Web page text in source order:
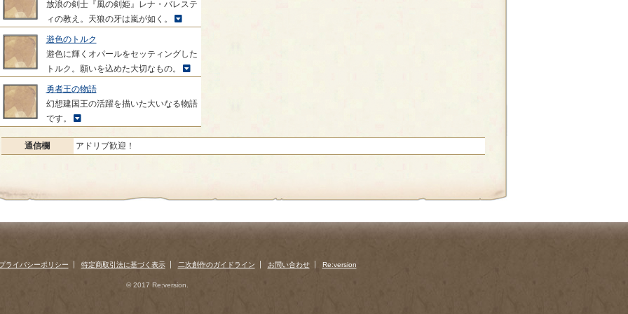
放浪の剣士『風の剣姫』レナ・バレステ
ィの教え。天狼の牙は嵐が如く。
遊色のトルク
遊色に輝くオパールをセッティングした
トルク。願いを込めた大切なもの。
勇者王の物語
幻想建国王の活躍を描いた大いなる物語
です。
通信欄 アドリブ歓迎！
ライバシーポリシー 特定商取引法に基づく表示 二次創作のガイドライン お問い合わせ Re:version
© 2017 Re:version.